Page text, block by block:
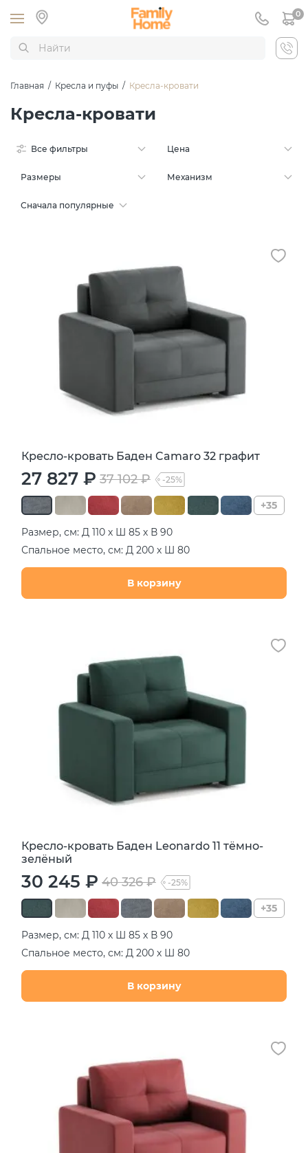
0
Главная / Кресла и пуфы / Кресла-кровати
Кресла-кровати
Все фильтры Цена
Размеры Механизм
Сначала популярные
Кресло-кровать Баден Camaro 32 графит
27 827 ₽ 37 102 ₽ -25%
+35
Размер, см: Д 110 х Ш 85 х В 90
Спальное место, см: Д 200 х Ш 80
В корзину
Кресло-кровать Баден Leonardo 11 тёмно-
зелёный
30 245 ₽ 40 326 ₽ -25%
+35
Размер, см: Д 110 х Ш 85 х В 90
Спальное место, см: Д 200 х Ш 80
В корзину